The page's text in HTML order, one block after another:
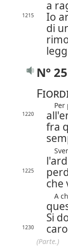
a
1215 Io
di
N°
Per
1220
fra
1225
che
A
Si
1230
(Parte.)